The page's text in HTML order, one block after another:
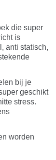
die super
is
anti statisch,
bij je
geschikt
stress.
worden